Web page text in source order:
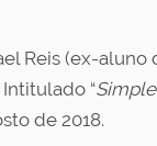
Reis (ex-
“
de 2018.